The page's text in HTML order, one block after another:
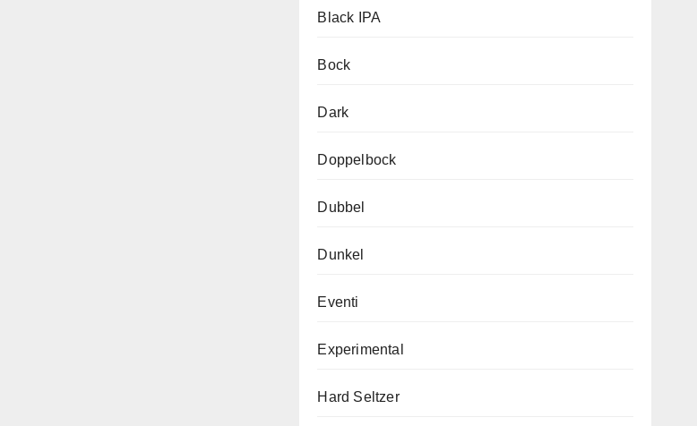
Black IPA
Bock
Dark
Doppelbock
Dubbel
Dunkel
Eventi
Experimental
Hard Seltzer